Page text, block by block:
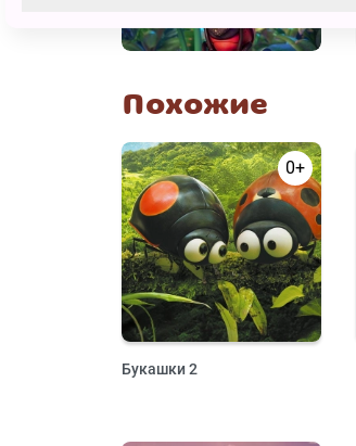
Похожие
0+
Букашки 2